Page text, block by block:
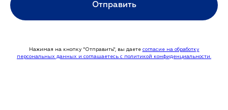
Отправить
Нажимая на кнопку "Отправить", вы даете согласие на обработку
персональных данных и соглашаетесь c политикой конфиденциальности.